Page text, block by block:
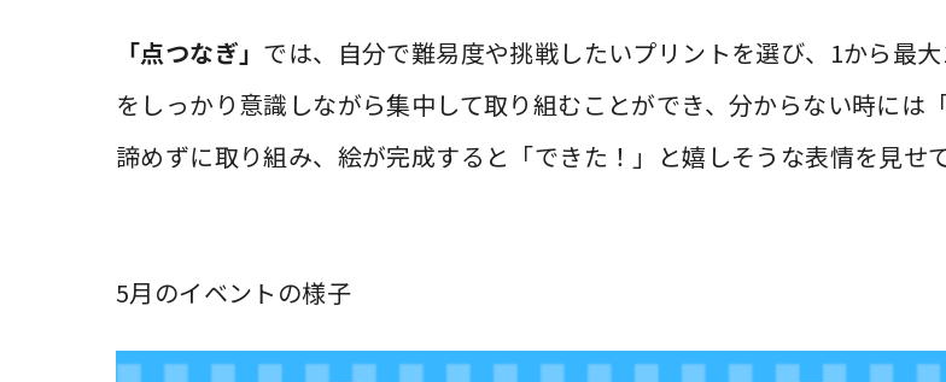
「点つなぎ」 では、自分で難易度や挑戦したいプリントを選び、1から最
をしっかり意識しながら集中して取り組むことができ、分からない時には
5月のイベントの様子